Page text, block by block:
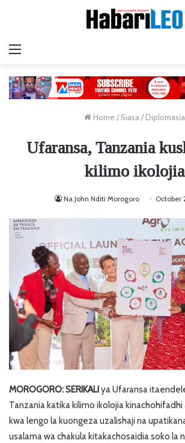
Home / Siasa/ Diplomasia
Ufaransa, Tanzania
kilimo ikolojia
Na John Nditi Morogoro October
MOROGORO: SERIKALIya Ufaransa
Tanzania katika kilimo ikolojia kinachohifadhi
kwa lengo la kuongeza uzalishaji na
usalama wa chakula kitakachosaidia soko la